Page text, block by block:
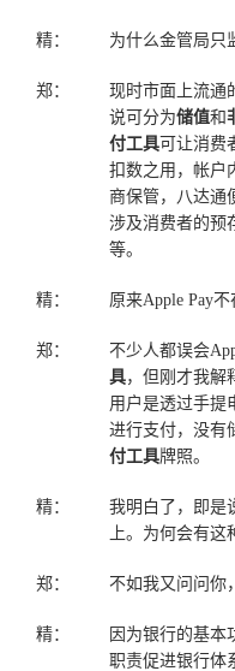
精： 为什么金管局只
郑：
现时市面上流通
说可分为储值和
付工具可让消费
扣数之用，帐户
商保管，八达通
涉及消费者的预
等。
精： 原来Apple Pay
郑： 不少人都误会
具，但刚才我解
用户是透过手提
进行支付，没有
付工具牌照。
精：
我明白了，即是
上。为何会有这
郑： 不如我又问问你
精：
因为银行的基本
职责促进银行体